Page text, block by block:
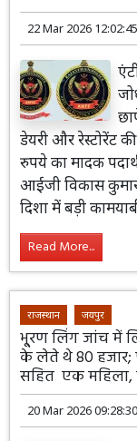
22 Mar 2026 12:02:45
डेयरी और रेस्टोरेंट
रुपये का मादक
आईजी विकास
दिशा में बड़ी
Read More...
राजस्थान जयपुर
भू्रण लिंग जांच में
के लेते थे 80 हजार;
सहित एक महिला,
20 Mar 2026 09:28:30